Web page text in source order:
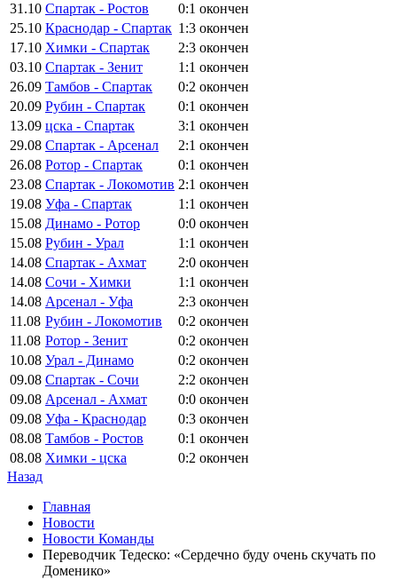
31.10 Спартак - Ростов 0:1 окончен
25.10 Краснодар - Спартак 1:3 окончен
17.10 Химки - Спартак 2:3 окончен
03.10 Спартак - Зенит 1:1 окончен
26.09 Тамбов - Спартак 0:2 окончен
20.09 Рубин - Спартак 0:1 окончен
13.09 цска - Спартак 3:1 окончен
29.08 Спартак - Арсенал 2:1 окончен
26.08 Ротор - Спартак 0:1 окончен
23.08 Спартак - Локомотив 2:1 окончен
19.08 Уфа - Спартак 1:1 окончен
15.08 Динамо - Ротор 0:0 окончен
15.08 Рубин - Урал 1:1 окончен
14.08 Спартак - Ахмат 2:0 окончен
14.08 Сочи - Химки 1:1 окончен
14.08 Арсенал - Уфа 2:3 окончен
11.08 Рубин - Локомотив 0:2 окончен
11.08 Ротор - Зенит 0:2 окончен
10.08 Урал - Динамо 0:2 окончен
09.08 Спартак - Сочи 2:2 окончен
09.08 Арсенал - Ахмат 0:0 окончен
09.08 Уфа - Краснодар 0:3 окончен
08.08 Тамбов - Ростов 0:1 окончен
08.08 Химки - цска 0:2 окончен
Назад
Главная
Новости
Новости Команды
Переводчик Тедеско: «Сердечно буду очень скучать по
Доменико»